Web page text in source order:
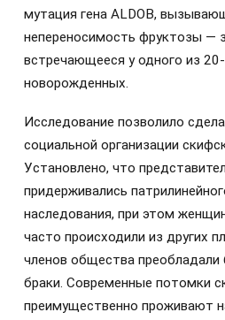
мутация гена ALDOB,
непереносимость фруктозы —
встречающееся у одного из
новорожденных.
Исследование позволило
социальной организации
Установлено, что
придерживались
наследования, при этом
часто происходили из других
членов общества преобладали
браки. Современные потомки
преимущественно проживают